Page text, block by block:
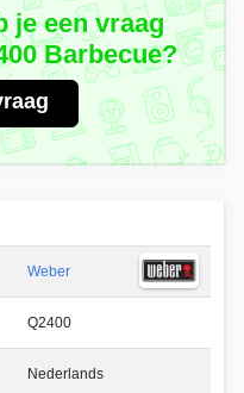
je een vraag
Barbecue?
Weber
Q2400
Nederlands